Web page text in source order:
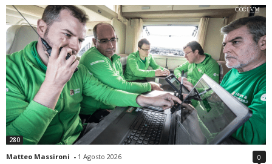
280
Matteo Massironi - 1 Agosto 2026 0